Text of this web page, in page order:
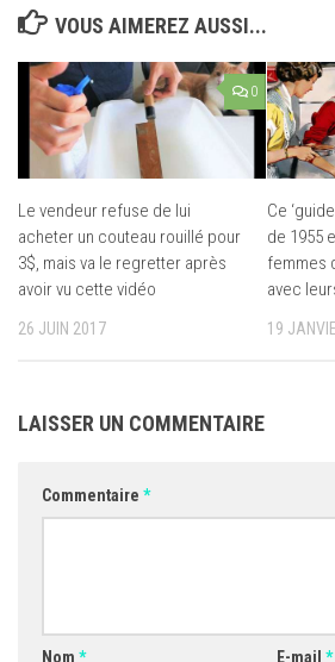
VOUS AIMEREZ AUSSI...
0
Le vendeur refuse de lui
acheter un couteau rouillé pour
3$, mais va le regretter après
avoir vu cette vidéo
26 JUIN 2017
Ce
de 1955
femmes
avec
19
LAISSER UN COMMENTAIRE
Commentaire *
Nom * E-mail *